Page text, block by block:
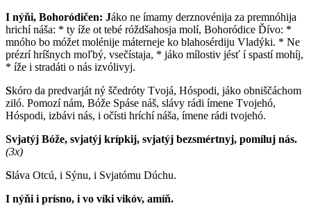
I nýňi, Bohoródičen: Jáko ne ímamy derznovénija za premnóhija
hrichí náša: * ty íže ot tebé róždšahosja molí, Bohoródice Ďívo: *
mnóho bo móžet molénije máterneje ko blahosérdiju Vladýki. * Ne
prézrí hríšnych moľbý, vsečístaja, * jáko mílostiv jésť í spastí mohíj,
* íže i stradáti o nás izvólivyj.
Skóro da predvarját ný ščedróty Tvojá, Hóspodi, jáko obniščáchom
ziló. Pomozí nám, Bóže Spáse náš, slávy rádi ímene Tvojehó,
Hóspodi, izbávi nás, i očísti hríchí náša, ímene rádi tvojehó.
Svjatýj Bóže, svjatýj krípkij, svjatýj bezsmértnyj, pomíluj nás.
(3x)
Sláva Otcú, i Sýnu, i Svjatómu Dúchu.
I nýňi i prísno, i vo víki vikóv, amíň.